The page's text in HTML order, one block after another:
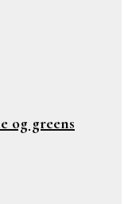
og greens